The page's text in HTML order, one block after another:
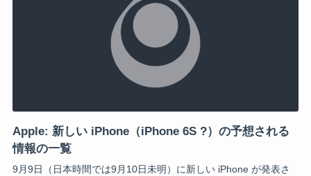
Apple: 新しい iPhone（iPhone 6S ?）の予想される
情報の一覧
9月9日（日本時間では9月10日未明）に新しい iPhone が発表さ